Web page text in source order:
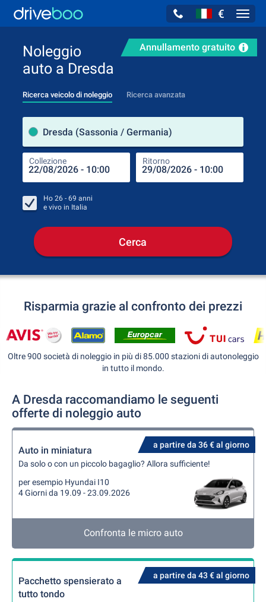
€
Annullamento gratuito
Noleggio
auto a Dresda
Ricerca veicolo di noleggio Ricerca avanzata
Dresda (Sassonia / Germania)
Collezione Ritorno
Ho 26 - 69 anni
e vivo in Italia
Cerca
Risparmia grazie al confronto dei prezzi
Oltre 900 società di noleggio in più di 85.000 stazioni di autonoleggio
in tutto il mondo.
A Dresda raccomandiamo le seguenti
offerte di noleggio auto
a partire da 36 € al giorno
Auto in miniatura
Da solo o con un piccolo bagaglio? Allora sufficiente!
per esempio Hyundai I10
4 Giorni da 19.09 - 23.09.2026
Confronta le micro auto
a partire da 43 € al giorno
Pacchetto spensierato a
tutto tondo